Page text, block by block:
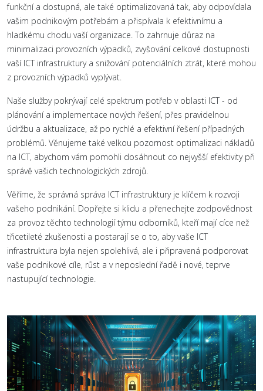
funkční a dostupná, ale také optimalizovaná tak, aby odpovídala
vašim podnikovým potřebám a přispívala k efektivnímu a
hladkému chodu vaší organizace. To zahrnuje důraz na
minimalizaci provozních výpadků, zvyšování celkové dostupnosti
vaší ICT infrastruktury a snižování potenciálních ztrát, které mohou
z provozních výpadků vyplývat.
Naše služby pokrývají celé spektrum potřeb v oblasti ICT - od
plánování a implementace nových řešení, přes pravidelnou
údržbu a aktualizace, až po rychlé a efektivní řešení případných
problémů. Věnujeme také velkou pozornost optimalizaci nákladů
na ICT, abychom vám pomohli dosáhnout co nejvyšší efektivity při
správě vašich technologických zdrojů.
Věříme, že správná správa ICT infrastruktury je klíčem k rozvoji
vašeho podnikání. Dopřejte si klidu a přenechejte zodpovědnost
za provoz těchto technologií týmu odborníků, kteří mají cíce než
třicetileté zkušenosti a postarají se o to, aby vaše ICT
infrastruktura byla nejen spolehlivá, ale i připravená podporovat
vaše podnikové cíle, růst a v neposlední řadě i nové, teprve
nastupující technologie.